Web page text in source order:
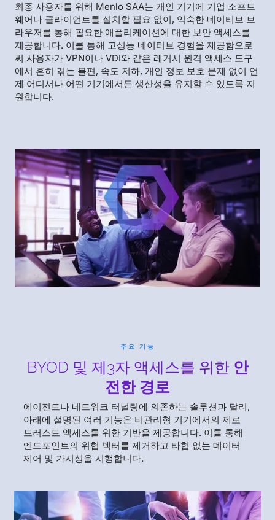
최종 사용자를 위해 Menlo SAA는 개인 기기에 기업 소프트
웨어나 클라이언트를 설치할 필요 없이, 익숙한 네이티브 브
라우저를 통해 필요한 애플리케이션에 대한 보안 액세스를
제공합니다. 이를 통해 고성능 네이티브 경험을 제공함으로
써 사용자가 VPN이나 VDI와 같은 레거시 원격 액세스 도구
에서 흔히 겪는 불편, 속도 저하, 개인 정보 보호 문제 없이 언
제 어디서나 어떤 기기에서든 생산성을 유지할 수 있도록 지
원합니다.
주요 기능
BYOD 및 제3자 액세스를 위한 안
전한 경로
에이전트나 네트워크 터널링에 의존하는 솔루션과 달리,
아래에 설명된 여러 기능은 비관리형 기기에서의 제로
트러스트 액세스를 위한 기반을 제공합니다. 이를 통해
엔드포인트의 위협 벡터를 제거하고 타협 없는 데이터
제어 및 가시성을 시행합니다.